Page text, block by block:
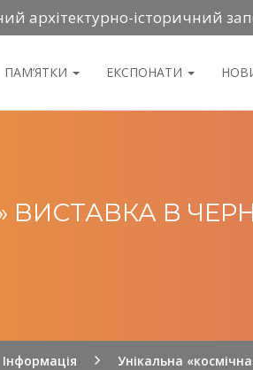
архітектурно-історичний
ПАМ’ЯТКИ ЕКСПОНАТИ
В
Інформація Унікальна